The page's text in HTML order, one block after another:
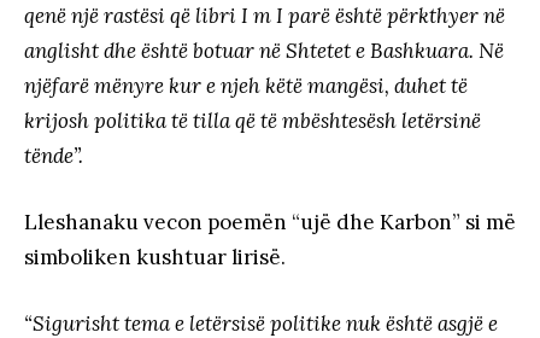
qenë një rastësi që libri I m I parë është përkthyer në
anglisht dhe është botuar në Shtetet e Bashkuara. Në
njëfarë mënyre kur e njeh këtë mangësi, duhet të
krijosh politika të tilla që të mbështesësh letërsinë
tënde”.
Lleshanaku vecon poemën “ujë dhe Karbon” si më
simboliken kushtuar lirisë.
“Sigurisht tema e letërsisë politike nuk është asgjë e